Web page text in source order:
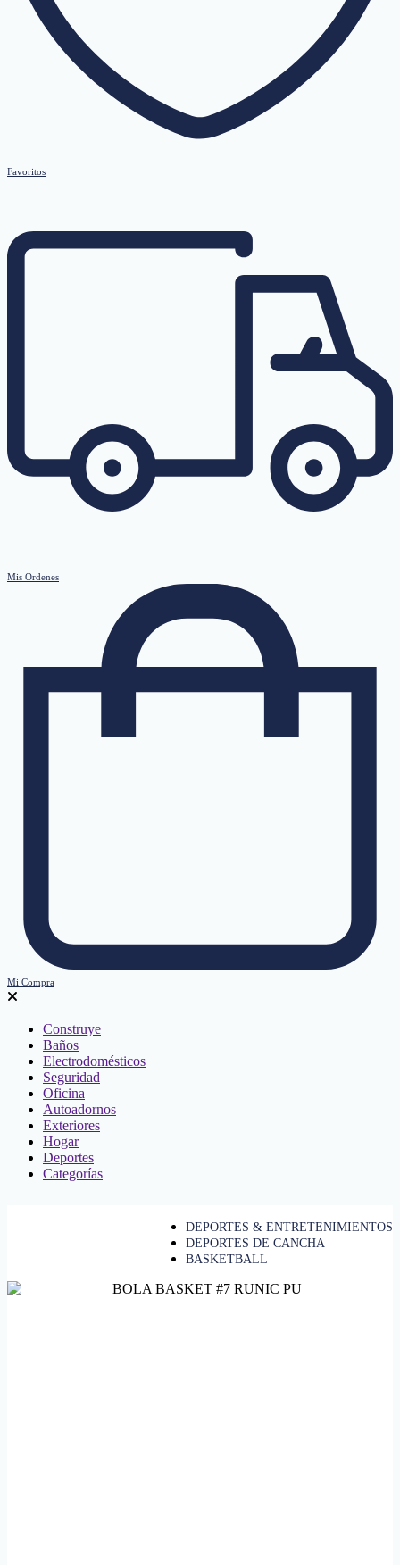
Favoritos
Mis Ordenes
Mi Compra
Construye
Baños
Electrodomésticos
Seguridad
Oficina
Autoadornos
Exteriores
Hogar
Deportes
Categorías
DEPORTES & ENTRETENIMIENTOS
DEPORTES DE CANCHA
BASKETBALL